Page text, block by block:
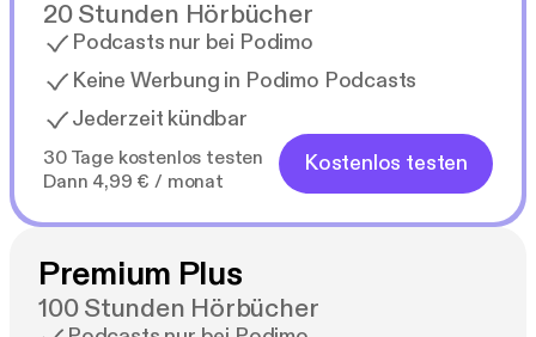
20 Stunden Hörbücher
Podcasts nur bei Podimo
Keine Werbung in Podimo Podcasts
Jederzeit kündbar
30 Tage kostenlos testen
Dann 4,99 € / monat
Kostenlos testen
Premium Plus
100 Stunden Hörbücher